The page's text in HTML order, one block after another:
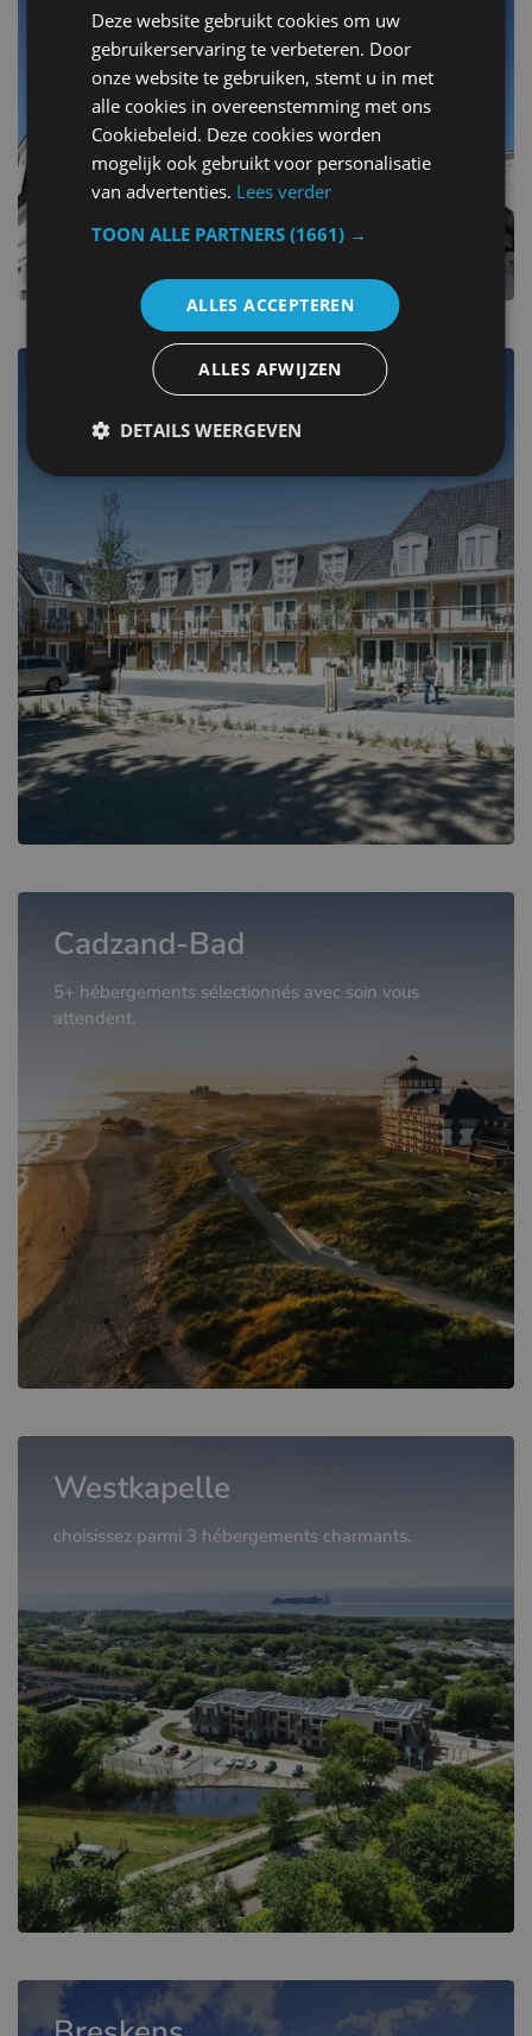
Zoutelande
5+ séjours formidables, tous en un seul endroit.
Cadzand-Bad
5+ hébergements sélectionnés avec soin vous
attendent.
Westkapelle
choisissez parmi 3 hébergements charmants.
Deze website gebruikt cookies om uw
gebruikerservaring te verbeteren. Door
onze website te gebruiken, stemt u in met
alle cookies in overeenstemming met ons
Cookiebeleid. Deze cookies worden
mogelijk ook gebruikt voor personalisatie
van advertenties. Lees verder
TOON ALLE PARTNERS(1661) →
ALLES ACCEPTEREN
ALLES AFWIJZEN
DETAILS WEERGEVEN